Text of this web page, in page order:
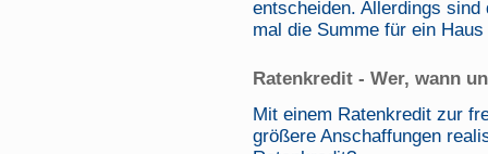
entscheiden. Allerdings
mal die Summe für ein
Ratenkredit - Wer, wann
Mit einem Ratenkredit zur
größere Anschaffungen